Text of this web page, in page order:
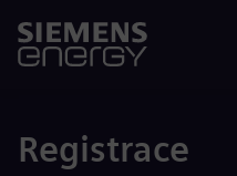
Registrace